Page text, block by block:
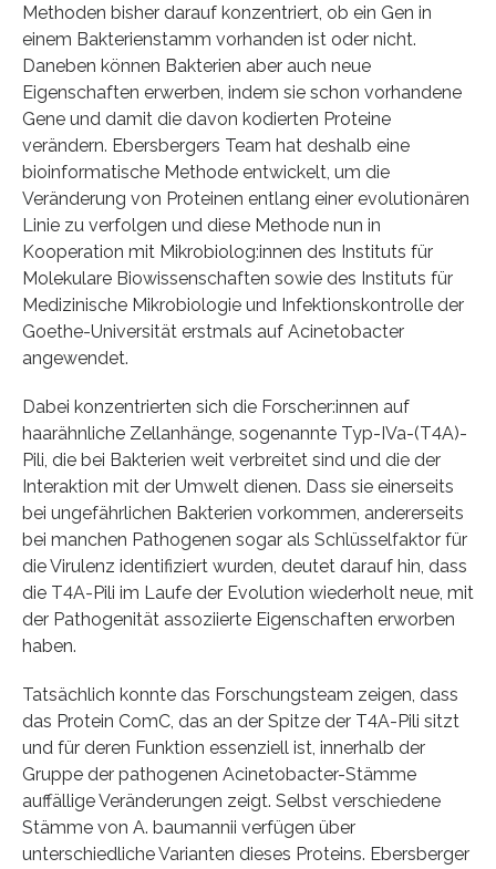
Methoden bisher darauf konzentriert, ob ein Gen in
einem Bakterienstamm vorhanden ist oder nicht.
Daneben können Bakterien aber auch neue
Eigenschaften erwerben, indem sie schon vorhandene
Gene und damit die davon kodierten Proteine
verändern. Ebersbergers Team hat deshalb eine
bioinformatische Methode entwickelt, um die
Veränderung von Proteinen entlang einer evolutionären
Linie zu verfolgen und diese Methode nun in
Kooperation mit Mikrobiolog:innen des Instituts für
Molekulare Biowissenschaften sowie des Instituts für
Medizinische Mikrobiologie und Infektionskontrolle der
Goethe-Universität erstmals auf Acinetobacter
angewendet.
Dabei konzentrierten sich die Forscher:innen auf
haarähnliche Zellanhänge, sogenannte Typ-IVa-(T4A)-
Pili, die bei Bakterien weit verbreitet sind und die der
Interaktion mit der Umwelt dienen. Dass sie einerseits
bei ungefährlichen Bakterien vorkommen, andererseits
bei manchen Pathogenen sogar als Schlüsselfaktor für
die Virulenz identifiziert wurden, deutet darauf hin, dass
die T4A-Pili im Laufe der Evolution wiederholt neue, mit
der Pathogenität assoziierte Eigenschaften erworben
haben.
Tatsächlich konnte das Forschungsteam zeigen, dass
das Protein ComC, das an der Spitze der T4A-Pili sitzt
und für deren Funktion essenziell ist, innerhalb der
Gruppe der pathogenen Acinetobacter-Stämme
auffällige Veränderungen zeigt. Selbst verschiedene
Stämme von A. baumannii verfügen über
unterschiedliche Varianten dieses Proteins. Ebersberger